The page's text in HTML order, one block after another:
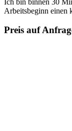
Arbeitsbeginn einen
Preis auf